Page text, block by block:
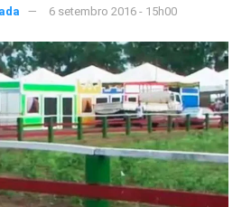
6 setembro 2016 - 15h00